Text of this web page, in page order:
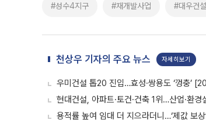
#성수4지구 #재개발사업 #대우건설
천상우 기자의 주요 뉴스 자세히보기
우미건설 톱20 진입…효성·쌍용도 ‘껑충’
현대건설, 아파트·토건·건축 1위…산업·환
용적률 높여 임대 더 지으라더니…‘제값 보